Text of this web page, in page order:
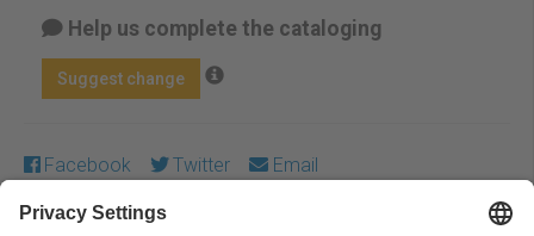
Help us complete the cataloging
Suggest change
Facebook Twitter Email